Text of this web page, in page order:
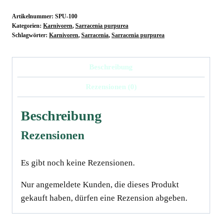
venosa
var.
10-
cm
Artikelnummer: SPU-100
Kategorien: Karnivoren, Sarracenia purpurea
Schlagwörter: Karnivoren, Sarracenia, Sarracenia purpurea
Beschreibung
Rezensionen (0)
Beschreibung
Rezensionen
Es gibt noch keine Rezensionen.
Nur angemeldete Kunden, die dieses Produkt
gekauft haben, dürfen eine Rezension abgeben.